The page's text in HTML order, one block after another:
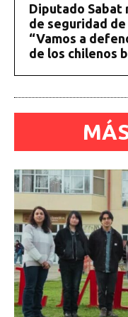
Diputado Sabat
de seguridad
“Vamos a
de los chilenos